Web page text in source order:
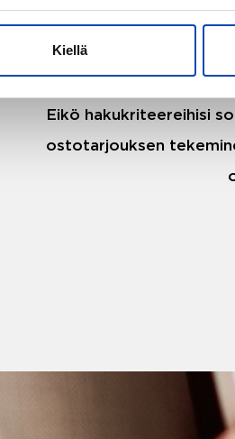
Kiellä
Eikö hakukriteereihisi
ostotarjouksen